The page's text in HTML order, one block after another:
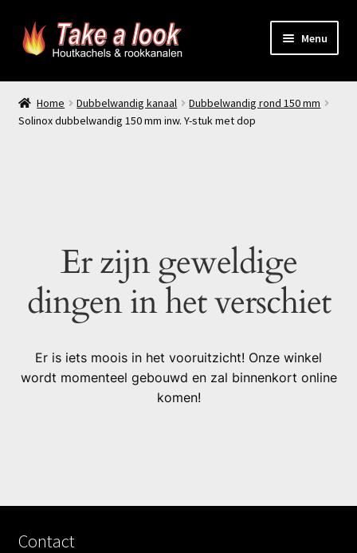
Ga
door
Ga
naar
Menu
Home
Prijsindicatie rookkanaal
Producten
Home Dubbelwandig kanaal
Dubbelwandig rond 150 mm
Solinox dubbelwandig 150 mm inw. Y-stuk met dop
Er zijn geweldige
dingen in het verschiet
Er is iets moois in het vooruitzicht! Onze winkel
wordt momenteel gebouwd en zal binnenkort online
komen!
Contact